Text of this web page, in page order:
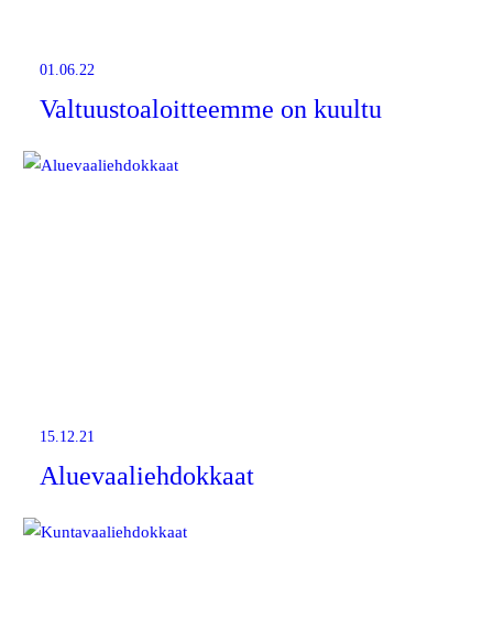
01.06.22
Valtuustoaloitteemme on kuultu
15.12.21
Aluevaaliehdokkaat